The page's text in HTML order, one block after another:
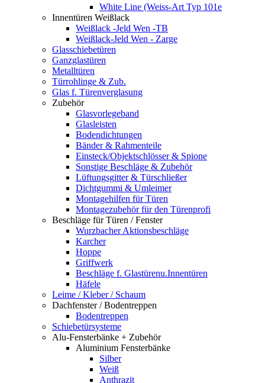
White Line (Weiss-Art Typ 101e
Innentüren Weißlack
Weißlack -Jeld Wen -TB
Weißlack-Jeld Wen - Zarge
Glasschiebetüren
Ganzglastüren
Metalltüren
Türrohlinge & Zub.
Glas f. Türenverglasung
Zubehör
Glasvorlegeband
Glasleisten
Bodendichtungen
Bänder & Rahmenteile
Einsteck/Objektschlösser & Spione
Sonstige Beschläge & Zubehör
Lüftungsgitter & Türschließer
Dichtgummi & Umleimer
Montagehilfen für Türen
Montagezubehör für den Türenprofi
Beschläge für Türen / Fenster
Wurzbacher Aktionsbeschläge
Karcher
Hoppe
Griffwerk
Beschläge f. Glastürenu.Innentüren
Häfele
Leime / Kleber / Schaum
Dachfenster / Bodentreppen
Bodentreppen
Schiebetürsysteme
Alu-Fensterbänke + Zubehör
Aluminium Fensterbänke
Silber
Weiß
Anthrazit